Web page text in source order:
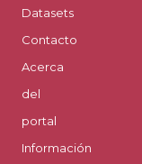
Datasets
Contacto
Acerca
del
portal
Información